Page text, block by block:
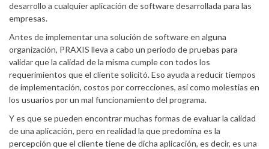
desarrollo a cualquier aplicación de software desarrollada para las
empresas.
Antes de implementar una solución de software en alguna
organización, PRAXIS lleva a cabo un periodo de pruebas para
validar que la calidad de la misma cumple con todos los
requerimientos que el cliente solicitó. Eso ayuda a reducir tiempos
de implementación, costos por correcciones, así como molestias en
los usuarios por un mal funcionamiento del programa.
Y es que se pueden encontrar muchas formas de evaluar la calidad
de una aplicación, pero en realidad la que predomina es la
percepción que el cliente tiene de dicha aplicación, es decir, es una